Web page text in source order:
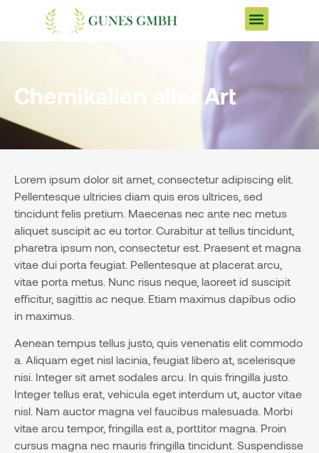
Chemikalien aller Art
Lorem ipsum dolor sit amet, consectetur adipiscing elit.
Pellentesque ultricies diam quis eros ultrices, sed
tincidunt felis pretium. Maecenas nec ante nec metus
aliquet suscipit ac eu tortor. Curabitur at tellus tincidunt,
pharetra ipsum non, consectetur est. Praesent et magna
vitae dui porta feugiat. Pellentesque at placerat arcu,
vitae porta metus. Nunc risus neque, laoreet id suscipit
efficitur, sagittis ac neque. Etiam maximus dapibus odio
in maximus.
Aenean tempus tellus justo, quis venenatis elit commodo
a. Aliquam eget nisl lacinia, feugiat libero at, scelerisque
nisi. Integer sit amet sodales arcu. In quis fringilla justo.
Integer tellus erat, vehicula eget interdum ut, auctor vitae
nisl. Nam auctor magna vel faucibus malesuada. Morbi
vitae arcu tempor, fringilla est a, porttitor magna. Proin
cursus magna nec mauris fringilla tincidunt. Suspendisse